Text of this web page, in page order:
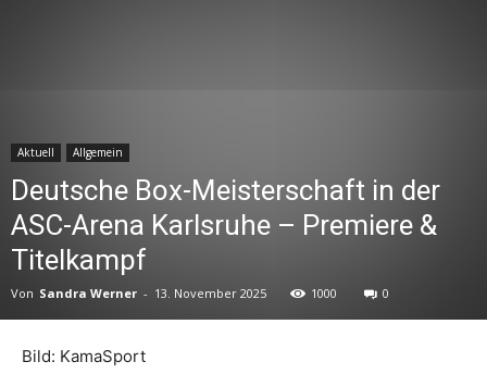
Aktuell Allgemein
Deutsche Box-Meisterschaft in der
ASC-Arena Karlsruhe – Premiere &
Titelkampf
Von Sandra Werner - 13. November 2025 1000 0
Bild: KamaSport